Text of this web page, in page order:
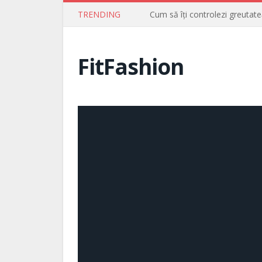
TRENDING Cum să îți controlezi
FitFashion